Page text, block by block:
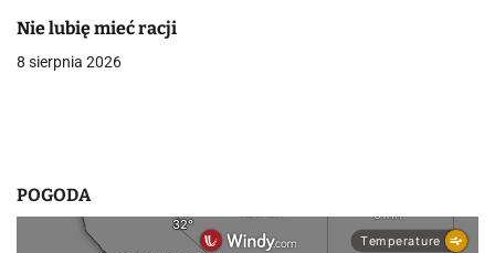
s
Nie lubię mieć racji
8 sierpnia 2026
POGODA